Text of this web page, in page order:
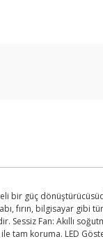
bir güç
fırın, bilgisayar gibi
Fan: Akıllı
tam koruma. LED